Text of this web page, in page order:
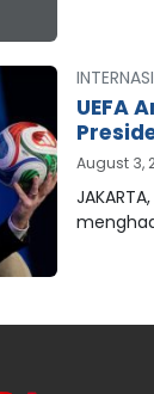
UEFA
August 3,